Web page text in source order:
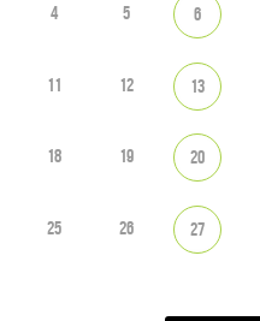
4 5 6
11 12 13
18 19 20
25 26 27